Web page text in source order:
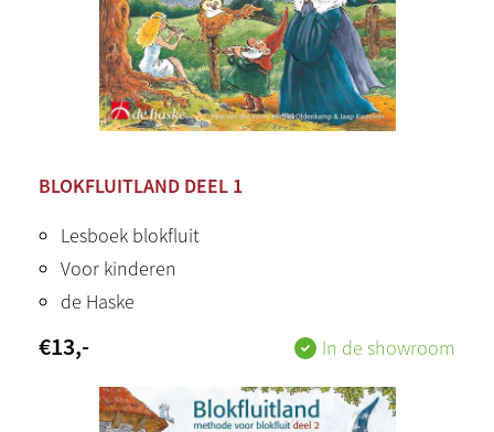
BLOKFLUITLAND DEEL 1
Lesboek blokfluit
Voor kinderen
de Haske
€13,- In de showroom